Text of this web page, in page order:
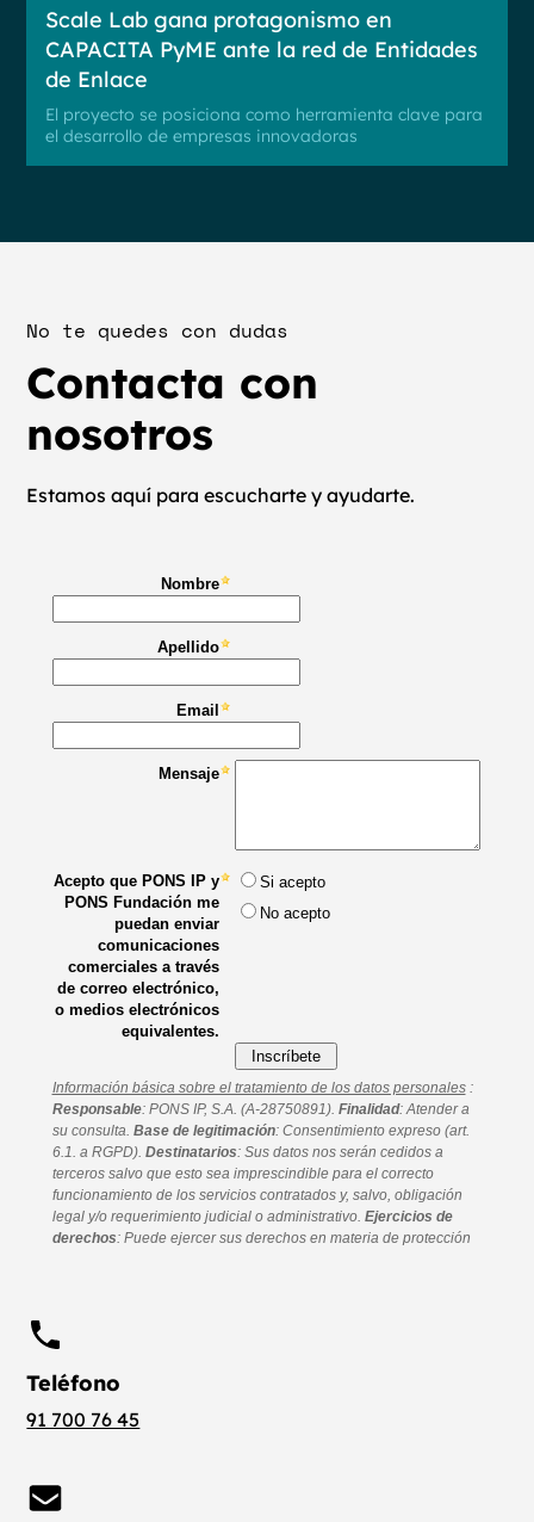
Scale Lab gana protagonismo en
CAPACITA PyME ante la red de Entidades
de Enlace
El proyecto se posiciona como herramienta clave para
el desarrollo de empresas innovadoras
No te quedes con dudas
Contacta con
nosotros
Estamos aquí para escucharte y ayudarte.
Teléfono
91 700 76 45